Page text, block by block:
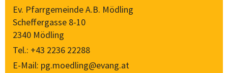
Ev. Pfarrgemeinde A.B. Mödling
Scheffergasse 8-10
2340 Mödling
Tel.: +43 2236 22288
E-Mail: pg.moedling@evang.at